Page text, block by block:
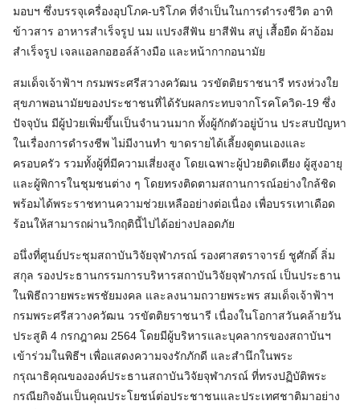
มอบฯ ซึ่งบรรจุเครื่องอุปโภค-บริโภค ที่จำเป็นในการดำรงชีวิต อาทิ
ข้าวสาร อาหารสำเร็จรูป นม แปรงสีฟัน ยาสีฟัน สบู่ เสื้อยืด ผ้าอ้อม
สำเร็จรูป เจลแอลกอฮอล์ล้างมือ และหน้ากากอนามัย
สมเด็จเจ้าฟ้าฯ กรมพระศรีสวางควัฒน วรขัตติยราชนารี ทรงห่วงใย
สุขภาพอนามัยของประชาชนที่ได้รับผลกระทบจากโรคโควิด-19 ซึ่ง
ปัจจุบัน มีผู้ป่วยเพิ่มขึ้นเป็นจำนวนมาก ทั้งผู้กักตัวอยู่บ้าน ประสบปัญหา
ในเรื่องการดำรงชีพ ไม่มีงานทำ ขาดรายได้เลี้ยงดูตนเองและ
ครอบครัว รวมทั้งผู้ที่มีความเสี่ยงสูง โดยเฉพาะผู้ป่วยติดเตียง ผู้สูงอายุ
และผู้พิการในชุมชนต่าง ๆ โดยทรงติดตามสถานการณ์อย่างใกล้ชิด
พร้อมได้พระราชทานความช่วยเหลืออย่างต่อเนื่อง เพื่อบรรเทาเดือด
ร้อนให้สามารถผ่านวิกฤตินี้ไปได้อย่างปลอดภัย
อนึ่งที่ศูนย์ประชุมสถาบันวิจัยจุฬาภรณ์ รองศาสตราจารย์ ชูศักดิ์ ลิ่ม
สกุล รองประธานกรรมการบริหารสถาบันวิจัยจุฬาภรณ์ เป็นประธาน
ในพิธีถวายพระพรชัยมงคล และลงนามถวายพระพร สมเด็จเจ้าฟ้าฯ
กรมพระศรีสวางควัฒน วรขัตติยราชนารี เนื่องในโอกาสวันคล้ายวัน
ประสูติ 4 กรกฎาคม 2564 โดยมีผู้บริหารและบุคลากรของสถาบันฯ
เข้าร่วมในพิธีฯ เพื่อแสดงความจงรักภักดี และสำนึกในพระ
กรุณาธิคุณขององค์ประธานสถาบันวิจัยจุฬาภรณ์ ที่ทรงปฏิบัติพระ
กรณียกิจอันเป็นคุณประโยชน์ต่อประชาชนและประเทศชาติมาอย่าง